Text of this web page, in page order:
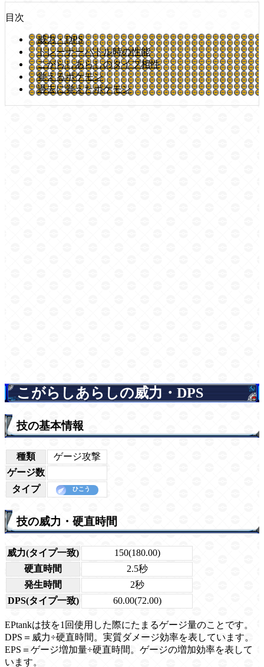
目次
威力・DPS
トレーナーバトル時の性能
こがらしあらしのタイプ相性
覚えるポケモン
過去に覚えたポケモン
こがらしあらしの威力・DPS
技の基本情報
種類
ゲージ攻撃
ゲージ数
タイプ
技の威力・硬直時間
威力(タイプ一致)
150(180.00)
硬直時間
2.5秒
発生時間
2秒
DPS(タイプ一致)
60.00(72.00)
EPtankは技を1回使用した際にたまるゲージ量のことです。
DPS＝威力÷硬直時間。実質ダメージ効率を表しています。
EPS＝ゲージ増加量÷硬直時間。ゲージの増加効率を表して
います。